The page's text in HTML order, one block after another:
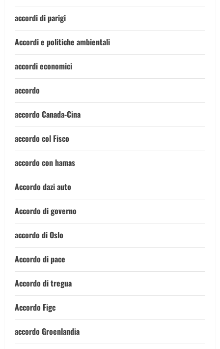
accordi di parigi
Accordi e politiche ambientali
accordi economici
accordo
accordo Canada-Cina
accordo col Fisco
accordo con hamas
Accordo dazi auto
Accordo di governo
accordo di Oslo
Accordo di pace
Accordo di tregua
Accordo Figc
accordo Groenlandia